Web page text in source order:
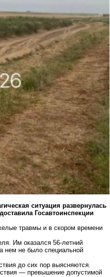
ситуация развернулась
Госавтоинспекции
травмы и в скором времени
Им оказался 56-летний
нем не было специальной
до сих пор выясняются.
— превышение допустимой